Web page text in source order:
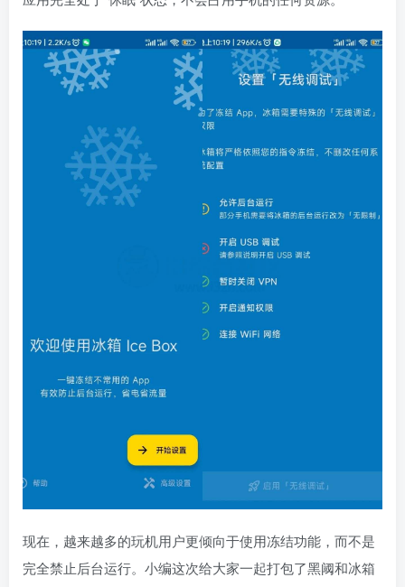
现在，越来越多的玩机用户更倾向于使用冻结功能，而不是
完全禁止后台运行。小编这次给大家一起打包了黑阈和冰箱